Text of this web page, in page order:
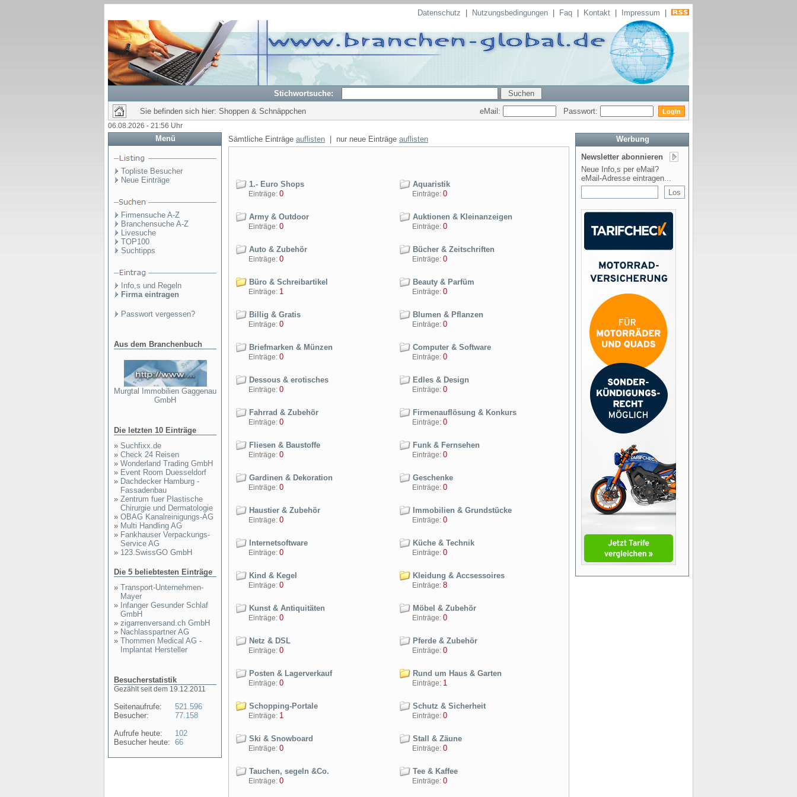
Datenschutz Nutzungsbedingungen Faq Kontakt Impressum
Stichwortsuche:
Sie befinden sich hier: Shoppen & Schnäppchen
eMail: Passwort:
06.08.2026 - 21:56 Uhr
Menü
Topliste Besucher
Neue Einträge
Firmensuche A-Z
Branchensuche A-Z
Livesuche
TOP100
Suchtipps
Info,s und Regeln
Firma eintragen
Passwort vergessen?
Aus dem Branchenbuch
Murgtal Immobilien Gaggenau
GmbH
Die letzten 10 Einträge
» Suchfixx.de
» Check 24 Reisen
» Wonderland Trading GmbH
» Event Room Duesseldorf
» Dachdecker Hamburg -
Fassadenbau
» Zentrum fuer Plastische
Chirurgie und Dermatologie
» OBAG Kanalreinigungs-AG
» Multi Handling AG
» Fankhauser Verpackungs-
Service AG
» 123.SwissGO GmbH
Die 5 beliebtesten Einträge
» Transport-Unternehmen-
Mayer
» Infanger Gesunder Schlaf
GmbH
» zigarrenversand.ch GmbH
» Nachlasspartner AG
» Thommen Medical AG -
Implantat Hersteller
Besucherstatistik
Gezählt seit dem 19.12.2011
Seitenaufrufe:
Besucher:
Aufrufe heute:
Besucher heute:
521.596
77.158
102
66
Sämtliche Einträge auflisten | nur neue Einträge auflisten
1.- Euro Shops
Einträge: 0
Aquaristik
Einträge: 0
Army & Outdoor
Einträge: 0
Auktionen & Kleinanzeigen
Einträge: 0
Auto & Zubehör
Einträge: 0
Bücher & Zeitschriften
Einträge: 0
Büro & Schreibartikel
Einträge: 1
Beauty & Parfüm
Einträge: 0
Billig & Gratis
Einträge: 0
Blumen & Pflanzen
Einträge: 0
Briefmarken & Münzen
Einträge: 0
Computer & Software
Einträge: 0
Dessous & erotisches
Einträge: 0
Edles & Design
Einträge: 0
Fahrrad & Zubehör
Einträge: 0
Firmenauflösung & Konkurs
Einträge: 0
Fliesen & Baustoffe
Einträge: 0
Funk & Fernsehen
Einträge: 0
Gardinen & Dekoration
Einträge: 0
Geschenke
Einträge: 0
Haustier & Zubehör
Einträge: 0
Immobilien & Grundstücke
Einträge: 0
Internetsoftware
Einträge: 0
Küche & Technik
Einträge: 0
Kind & Kegel
Einträge: 0
Kleidung & Accsessoires
Einträge: 8
Kunst & Antiquitäten
Einträge: 0
Möbel & Zubehör
Einträge: 0
Netz & DSL
Einträge: 0
Pferde & Zubehör
Einträge: 0
Posten & Lagerverkauf
Einträge: 0
Rund um Haus & Garten
Einträge: 1
Schopping-Portale
Einträge: 1
Schutz & Sicherheit
Einträge: 0
Ski & Snowboard
Einträge: 0
Stall & Zäune
Einträge: 0
Tauchen, segeln &Co.
Einträge: 0
Tee & Kaffee
Einträge: 0
Werbung
Newsletter abonnieren
Neue Info,s per eMail?
eMail-Adresse eintragen...